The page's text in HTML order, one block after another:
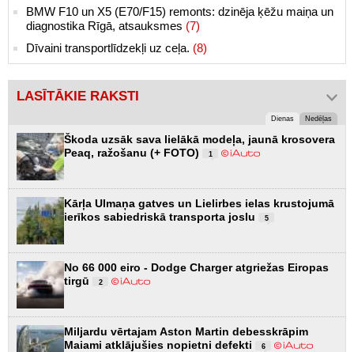
BMW F10 un X5 (E70/F15) remonts: dzinēja ķēžu maiņa un
diagnostika Rīgā, atsauksmes (7)
Dīvaini transportlīdzekļi uz ceļa. (8)
LASĪTĀKIE RAKSTI
Dienas Nedēļas
Škoda uzsāk sava lielākā modeļa, jaunā krosovera
Peaq, ražošanu (+ FOTO)
1
Kārļa Ulmaņa gatves un Lielirbes ielas krustojumā
ierīkos sabiedriskā transporta joslu
5
No 66 000 eiro - Dodge Charger atgriežas Eiropas
tirgū
2
Miljardu vērtajam Aston Martin debesskrāpim
Maiami atklājušies nopietni defekti
6